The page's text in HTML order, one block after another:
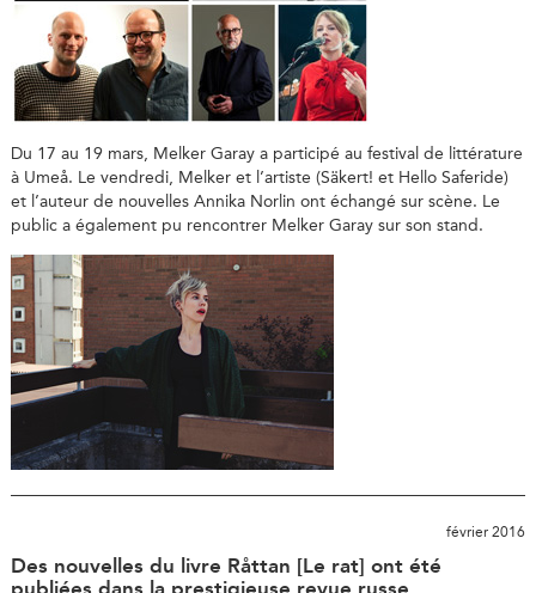
Du 17 au 19 mars, Melker Garay a participé au festival de littérature
à Umeå. Le vendredi, Melker et l’artiste (Säkert! et Hello Saferide)
et l’auteur de nouvelles Annika Norlin ont échangé sur scène. Le
public a également pu rencontrer Melker Garay sur son stand.
février 2016
Des nouvelles du livre Råttan [Le rat] ont été